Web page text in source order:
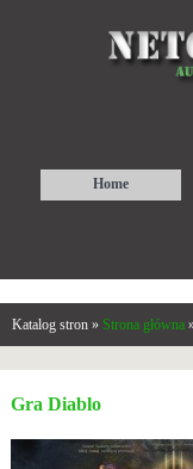
Home
Katalog stron » Strona główna
Gra Diablo